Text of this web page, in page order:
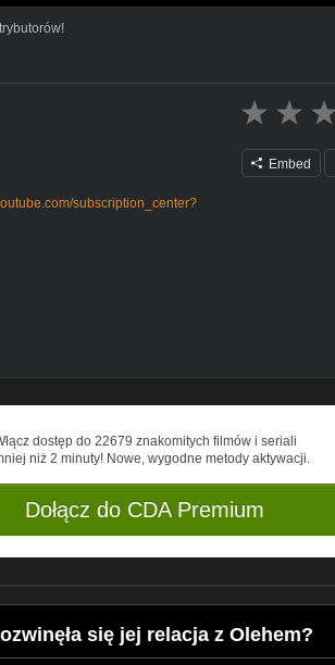
subscription_center?
Embed
dostęp do 22679 znakomitych filmów i seriali
niż 2 minuty! Nowe, wygodne metody aktywacji.
Dołącz do CDA Premium
się jej relacja z Olehem?